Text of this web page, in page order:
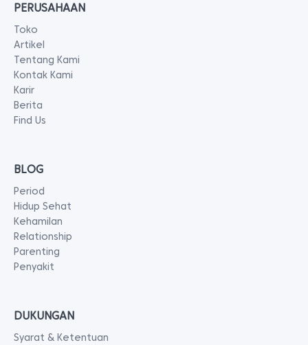
PERUSAHAAN
Toko
Artikel
Tentang Kami
Kontak Kami
Karir
Berita
Find Us
BLOG
Period
Hidup Sehat
Kehamilan
Relationship
Parenting
Penyakit
DUKUNGAN
Syarat & Ketentuan